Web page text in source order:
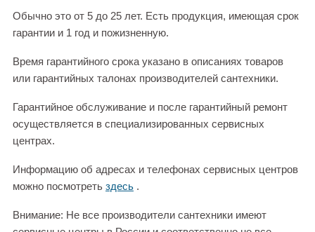
Обычно это от 5 до 25 лет. Есть продукция, имеющая срок
гарантии и 1 год и пожизненную.
Время гарантийного срока указано в описаниях товаров
или гарантийных талонах производителей сантехники.
Гарантийное обслуживание и после гарантийный ремонт
осуществляется в специализированных сервисных
центрах.
Информацию об адресах и телефонах сервисных центров
можно посмотреть здесь .
Внимание: Не все производители сантехники имеют